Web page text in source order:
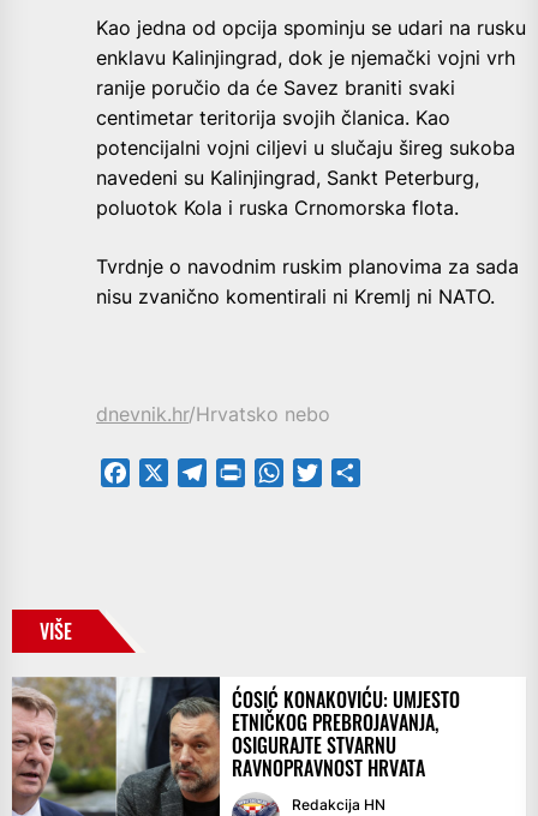
Kao jedna od opcija spominju se udari na rusku
enklavu Kalinjingrad, dok je njemački vojni vrh
ranije poručio da će Savez braniti svaki
centimetar teritorija svojih članica. Kao
potencijalni vojni ciljevi u slučaju šireg sukoba
navedeni su Kalinjingrad, Sankt Peterburg,
poluotok Kola i ruska Crnomorska flota.
Tvrdnje o navodnim ruskim planovima za sada
nisu zvanično komentirali ni Kremlj ni NATO.
dnevnik.hr/Hrvatsko nebo
Facebook TelegramPrintFriendly
WhatsApp
Twitter
VIŠE
ĆOSIĆ KONAKOVIĆU: UMJESTO
ETNIČKOG PREBROJAVANJA,
OSIGURAJTE STVARNU
RAVNOPRAVNOST HRVATA
Redakcija HN